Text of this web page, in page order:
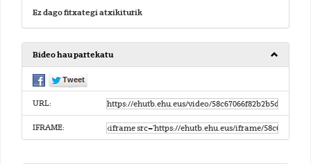
Ez dago fitxategi atxikiturik
Bideo hau partekatu
URL:
IFRAME: